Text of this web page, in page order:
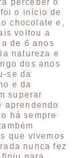
perceber o
o início de
chocolate e,
voltou a
de 6 anos
natureza e
dos anos
se da
e da
superar
aprendendo
há sempre
que vivemos
nunca fez